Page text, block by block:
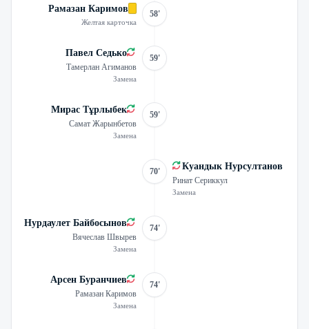
Рамазан Каримов
Желтая карточка
58'
Павел Седько
Тамерлан Агиманов
Замена
59'
Мирас Тұрлыбек
Самат Жарынбетов
Замена
59'
70' Куандык Нурсултанов
Ринат Сериккул
Замена
Нурдаулет Байбосынов
Вячеслав Швырев
Замена
74'
Арсен Буранчиев
Рамазан Каримов
Замена
74'